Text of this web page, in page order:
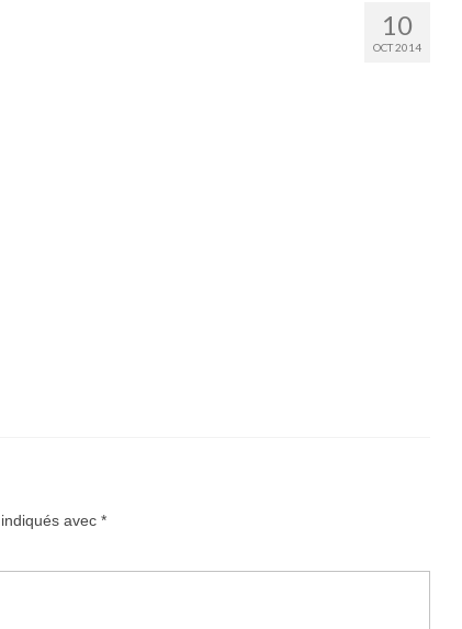
10
OCT 2014
avec *